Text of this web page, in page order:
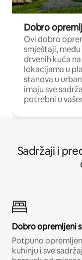
Dobro
Ovi dobro
smještaji,
drvenih kuća
lokacijama u
stanova u
imaju sve
potrebni u
Sadržaji i
Dobro opremljeni
Potpuno
kuhinju i sve